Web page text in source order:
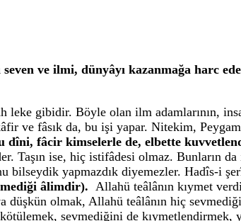
ve ilmi, dünyâyı kazanmağa harc
leke gibidir. Böyle olan ilm adamlarının,
ve fâsık da, bu işi yapar. Nitekim,
dîni, fâcir kimselerle de, elbette
Taşın ise, hiç istifâdesi olmaz.
bilseydik yapmazdık diyemezler. Hadîs-i
âlimdir). Allahü teâlânın kıymet
düşkün olmak, Allahü teâlânın hiç
sevmediğini de kıymetlendirmek,